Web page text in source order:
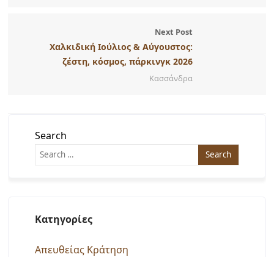
Next Post
Χαλκιδική Ιούλιος & Αύγουστος:
ζέστη, κόσμος, πάρκινγκ 2026
Κασσάνδρα
Search
Kατηγορίες
Απευθείας Κράτηση